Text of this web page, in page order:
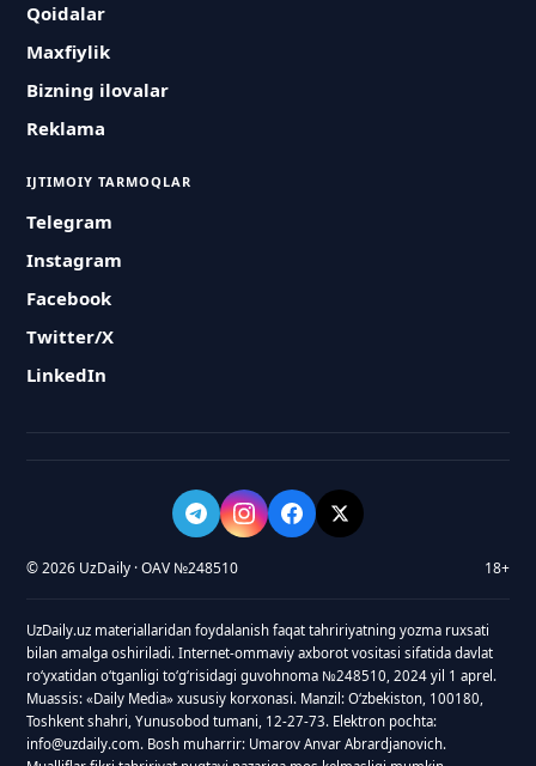
Qoidalar
Maxfiylik
Bizning ilovalar
Reklama
IJTIMOIY TARMOQLAR
Telegram
Instagram
Facebook
Twitter/X
LinkedIn
© 2026 UzDaily · OAV №248510 18+
UzDaily.uz materiallaridan foydalanish faqat tahririyatning yozma ruxsati
bilan amalga oshiriladi. Internet-ommaviy axborot vositasi sifatida davlat
roʻyxatidan oʻtganligi toʻgʻrisidagi guvohnoma №248510, 2024 yil 1 aprel.
Muassis: «Daily Media» xususiy korxonasi. Manzil: Oʻzbekiston, 100180,
Toshkent shahri, Yunusobod tumani, 12-27-73. Elektron pochta:
info@uzdaily.com. Bosh muharrir: Umarov Anvar Abrardjanovich.